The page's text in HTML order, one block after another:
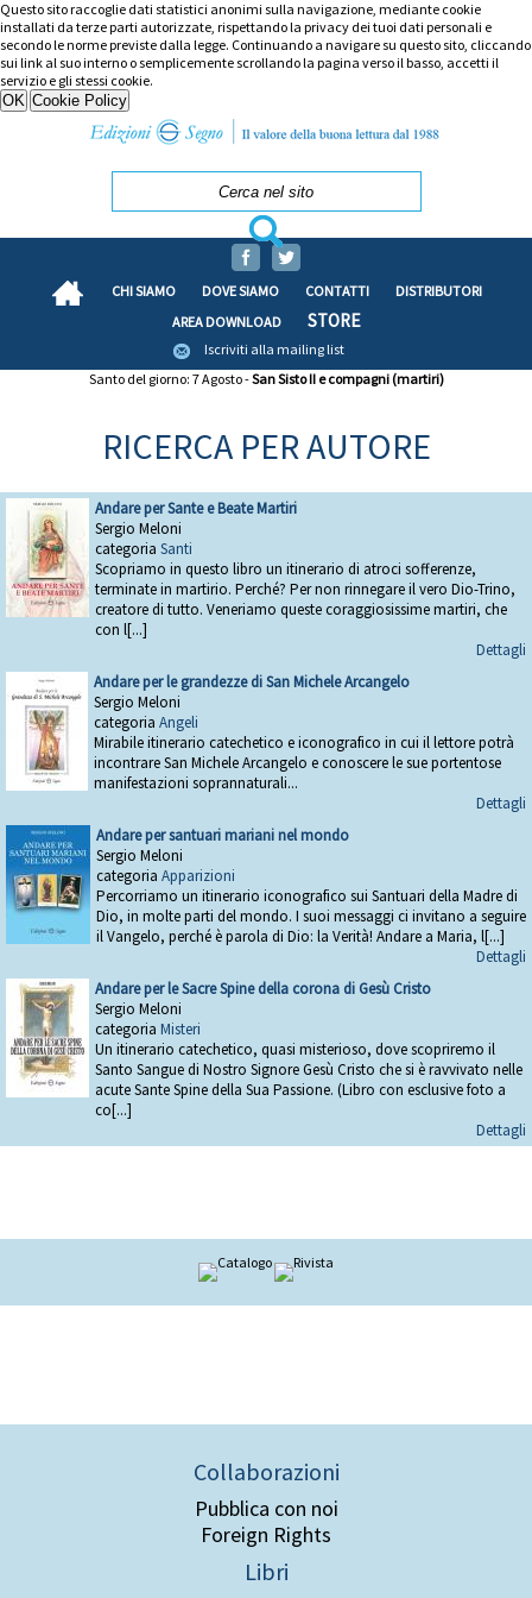
Questo sito raccoglie dati statistici anonimi sulla navigazione, mediante cookie
installati da terze parti autorizzate, rispettando la privacy dei tuoi dati personali e
secondo le norme previste dalla legge. Continuando a navigare su questo sito, cliccando
sui link al suo interno o semplicemente scrollando la pagina verso il basso, accetti il
servizio e gli stessi cookie.
CHI SIAMO DOVE SIAMO CONTATTI
DISTRIBUTORI
AREA DOWNLOAD
STORE
Iscriviti alla mailing list
Santo del giorno: 7 Agosto -San Sisto II e compagni (martiri)
RICERCA PER AUTORE
Andare per Sante e Beate Martiri
Sergio Meloni
categoria Santi
Scopriamo in questo libro un itinerario di atroci sofferenze,
terminate in martirio. Perché? Per non rinnegare il vero Dio-Trino,
creatore di tutto. Veneriamo queste coraggiosissime martiri, che
con l[...]
Dettagli
Andare per le grandezze di San Michele Arcangelo
Sergio Meloni
categoria Angeli
Mirabile itinerario catechetico e iconografico in cui il lettore potrà
incontrare San Michele Arcangelo e conoscere le sue portentose
manifestazioni soprannaturali...
Dettagli
Andare per santuari mariani nel mondo
Sergio Meloni
categoria Apparizioni
Percorriamo un itinerario iconografico sui Santuari della Madre di
Dio, in molte parti del mondo. I suoi messaggi ci invitano a seguire
il Vangelo, perché è parola di Dio: la Verità! Andare a Maria, l[...]
Dettagli
Andare per le Sacre Spine della corona di Gesù Cristo
Sergio Meloni
categoria Misteri
Un itinerario catechetico, quasi misterioso, dove scopriremo il
Santo Sangue di Nostro Signore Gesù Cristo che si è ravvivato nelle
acute Sante Spine della Sua Passione. (Libro con esclusive foto a
co[...]
Dettagli
Collaborazioni
Pubblica con noi
Foreign Rights
Libri